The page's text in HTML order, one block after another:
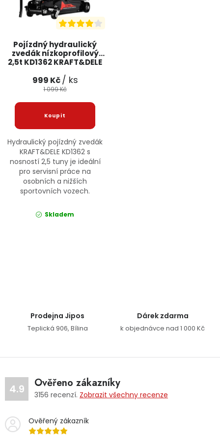
Pojízdný hydraulický
zvedák nízkoprofilový
2,5t KD1362 KRAFT&DELE
999 Kč/ ks
1 099 Kč
Hydraulický pojízdný zvedák
KRAFT&DELE KD1362 s
nosností 2,5 tuny je ideální
pro servisní práce na
osobních a nižších
sportovních vozech.
Skladem
Prodejna Jipos
Teplická 906, Bílina
Dárek zdarma
k objednávce nad 1 000 Kč
4.9 Ověřeno zákazníky
3156 recenzí. Zobrazit všechny recenze
Ověřený zákazník